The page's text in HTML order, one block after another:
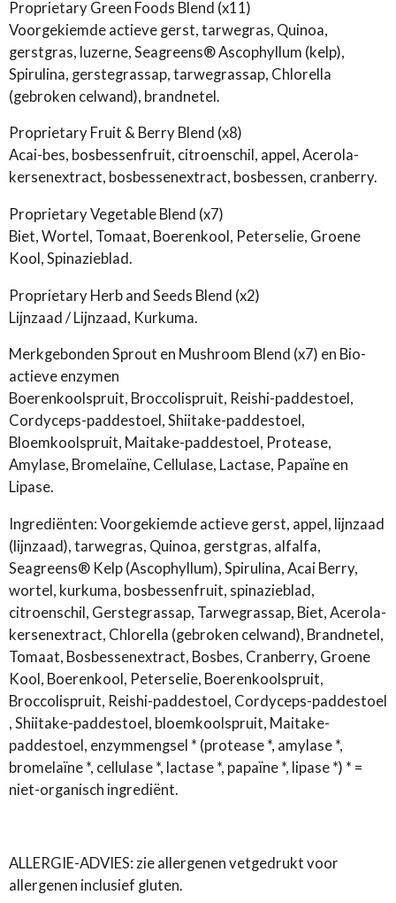
Proprietary Green Foods Blend (x11)
Voorgekiemde actieve gerst, tarwegras, Quinoa,
gerstgras, luzerne, Seagreens® Ascophyllum (kelp),
Spirulina, gerstegrassap, tarwegrassap, Chlorella
(gebroken celwand), brandnetel.
Proprietary Fruit & Berry Blend (x8)
Acai-bes, bosbessenfruit, citroenschil, appel, Acerola-
kersenextract, bosbessenextract, bosbessen, cranberry.
Proprietary Vegetable Blend (x7)
Biet, Wortel, Tomaat, Boerenkool, Peterselie, Groene
Kool, Spinazieblad.
Proprietary Herb and Seeds Blend (x2)
Lijnzaad / Lijnzaad, Kurkuma.
Merkgebonden Sprout en Mushroom Blend (x7) en Bio-
actieve enzymen
Boerenkoolspruit, Broccolispruit, Reishi-paddestoel,
Cordyceps-paddestoel, Shiitake-paddestoel,
Bloemkoolspruit, Maitake-paddestoel, Protease,
Amylase, Bromelaïne, Cellulase, Lactase, Papaïne en
Lipase.
Ingrediënten: Voorgekiemde actieve gerst, appel, lijnzaad
(lijnzaad), tarwegras, Quinoa, gerstgras, alfalfa,
Seagreens® Kelp (Ascophyllum), Spirulina, Acai Berry,
wortel, kurkuma, bosbessenfruit, spinazieblad,
citroenschil, Gerstegrassap, Tarwegrassap, Biet, Acerola-
kersenextract, Chlorella (gebroken celwand), Brandnetel,
Tomaat, Bosbessenextract, Bosbes, Cranberry, Groene
Kool, Boerenkool, Peterselie, Boerenkoolspruit,
Broccolispruit, Reishi-paddestoel, Cordyceps-paddestoel
, Shiitake-paddestoel, bloemkoolspruit, Maitake-
paddestoel, enzymmengsel * (protease *, amylase *,
bromelaïne *, cellulase *, lactase *, papaïne *, lipase *) * =
niet-organisch ingrediënt.
ALLERGIE-ADVIES: zie allergenen vetgedrukt voor
allergenen inclusief gluten.